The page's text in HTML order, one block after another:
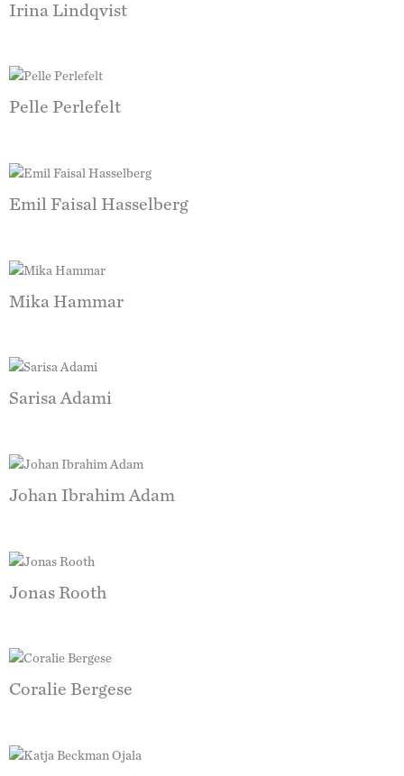
Irina Lindqvist
Pelle Perlefelt
Emil Faisal Hasselberg
Mika Hammar
Sarisa Adami
Johan Ibrahim Adam
Jonas Rooth
Coralie Bergese